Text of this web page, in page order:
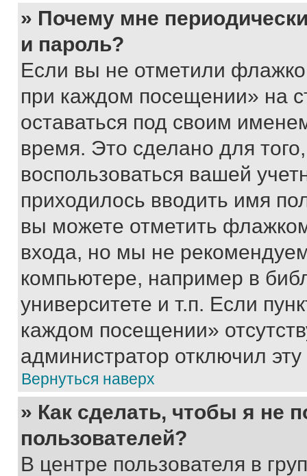
» Почему мне
и пароль?
Если вы не отметили
при каждом посещении» на
оставаться под своим
время. Это сделано для
воспользоваться вашей
приходилось вводить имя
вы можете отметить
входа, но мы не
компьютере, например в
университете и т.п. Если
каждом посещении»
администратор отключил
Вернуться наверх
» Как сделать, чтобы я не
пользователей?
В центре пользователя в